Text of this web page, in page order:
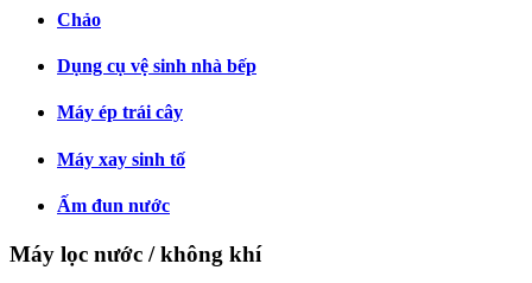
Chảo
Dụng cụ vệ sinh nhà bếp
Máy ép trái cây
Máy xay sinh tố
Ấm đun nước
Máy lọc nước / không khí